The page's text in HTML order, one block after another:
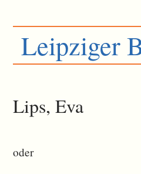
Leipziger
Lips, Eva
oder